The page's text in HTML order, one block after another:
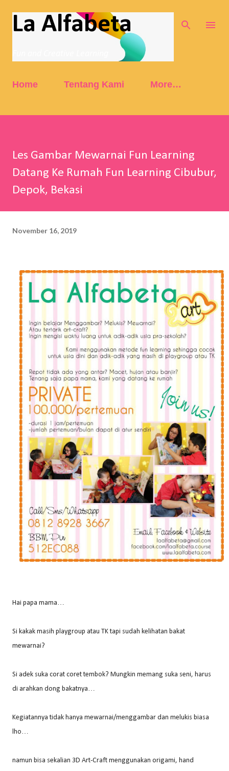
Skip to main content
La Alfabeta
Home Tentang Kami More…
Les Gambar Mewarnai Fun Learning
Datang Ke Rumah Fun Learning Cibubur,
Depok, Bekasi
November 16, 2019
Hai papa mama…
Si kakak masih playgroup atau TK tapi sudah kelihatan bakat
mewarnai?
Si adek suka corat coret tembok? Mungkin memang suka seni, harus
di arahkan dong bakatnya…
Kegiatannya tidak hanya mewarnai/menggambar dan melukis biasa
lho…
namun bisa sekalian 3D Art-Craft menggunakan origami, hand